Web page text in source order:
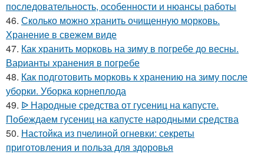
последовательность, особенности и нюансы работы
46. Сколько можно хранить очищенную морковь.
Хранение в свежем виде
47. Как хранить морковь на зиму в погребе до весны.
Варианты хранения в погребе
48. Как подготовить морковь к хранению на зиму после
уборки. Уборка корнеплода
49. ᐉ Народные средства от гусениц на капусте.
Побеждаем гусениц на капусте народными средства
50. Настойка из пчелиной огневки: секреты
приготовления и польза для здоровья